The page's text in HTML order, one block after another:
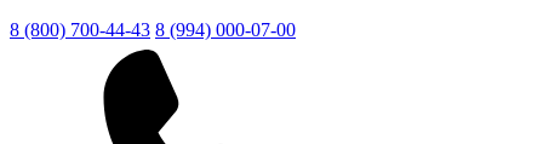
8 (800) 700-44-43 8 (994) 000-07-00